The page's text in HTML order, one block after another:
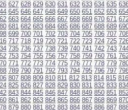
627 628 629 630 631 632 633 634 635
645 646 647 648 649 650 651 652 653
663 664 665 666 667 668 669 670 671
681 682 683 684 685 686 687 688 689
699 700 701 702 703 704 705 706 707
717 718 719 720 721 722 723 724 725
735 736 737 738 739 740 741 742 743
753 754 755 756 757 758 759 760 761
771 772 773 774 775 776 777 778 779
789 790 791 792 793 794 795 796 797
807 808 809 810 811 812 813 814 815 816
825 826 827 828 829 830 831 832 833
843 844 845 846 847 848 849 850 851
861 862 863 864 865 866 867 868 869
879 880 881 882 883 884 885 886 887